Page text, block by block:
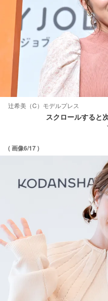
辻希美（C）モデルプレス
スクロールすると
( 画像6/17 )